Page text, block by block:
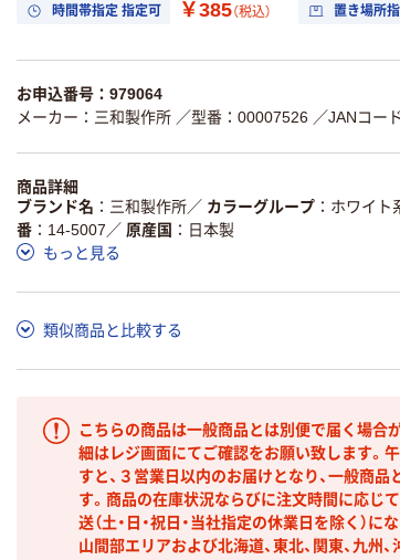
時間帯指定 指定可 ￥385（税込） 置き場所
お申込番号：979064
メーカー：三和製作所 ／型番：00007526 ／JANコー
商品詳細
ブランド名
三和製作所／ カラーグループ ホワイト
番
14-5007 ／ 原産国
日本製
もっと見る
類似商品と比較する
こちらの商品は一般商品とは別便で届く場合
細はレジ画面にてご確認をお願い致します。
すと、３営業日以内のお届けとなり、一般商
す。商品の在庫状況ならびに注文時間に応じて
送（土・日・祝日・当社指定の休業日を除く）
山間部エリアおよび北海道、東北、関東、九州